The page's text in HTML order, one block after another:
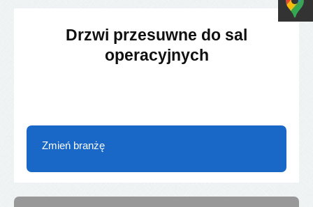
Drzwi przesuwne do sal
operacyjnych
Zmień branżę